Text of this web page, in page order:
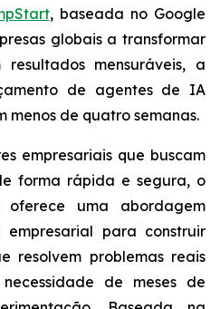
, baseada no Google
globais a transformar
mensuráveis, a
de agentes de IA
menos de quatro semanas.
empresariais que buscam
forma rápida e segura, o
oferece uma abordagem
para construir
resolvem problemas reais
de meses de